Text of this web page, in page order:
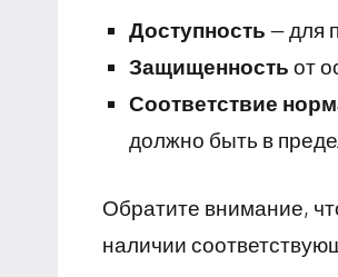
Доступность — для
Защищенность от
Соответствие
должно быть в
Обратите внимание,
наличии